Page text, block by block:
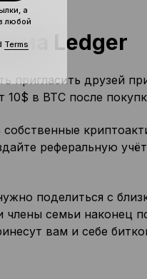
Ledger
пригласить друзей
10$ в BTC после
реферальную
поделиться с
семьи наконец
вам и себе
а
любой
Terms